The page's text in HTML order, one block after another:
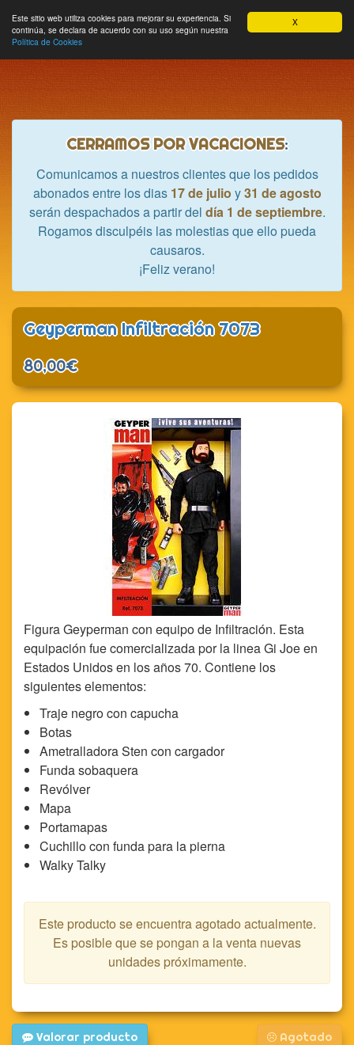
X
Este sitio web utiliza cookies para mejorar su experiencia. Si
continúa, se declara de acuerdo con su uso según nuestra
Política de Cookies
Hobbycrash Mi cuenta
CERRAMOS POR VACACIONES:
Comunicamos a nuestros clientes que los pedidos
abonados entre los dias 17 de julio y31 de agosto
serán despachados a partir del día 1 de septiembre.
Rogamos disculpéis las molestias que ello pueda
causaros.
¡Feliz verano!
Geyperman Infiltración 7073
80,00€
Figura Geyperman con equipo de Infiltración. Esta
equipación fue comercializada por la linea Gi Joe en
Estados Unidos en los años 70. Contiene los
siguientes elementos:
Traje negro con capucha
Botas
Ametralladora Sten con cargador
Funda sobaquera
Revólver
Mapa
Portamapas
Cuchillo con funda para la pierna
Walky Talky
Este producto se encuentra agotado actualmente.
Es posible que se pongan a la venta nuevas
unidades próximamente.
Valorar producto Agotado